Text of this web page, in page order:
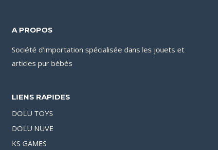
A PROPOS
Société d’importation spécialisée dans les jouets et
articles pur bébés
LIENS RAPIDES
DOLU TOYS
DOLU NUVE
KS GAMES